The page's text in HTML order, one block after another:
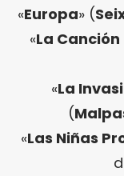
«Europa» (
«La Canción
«La
(
«Las Niñas